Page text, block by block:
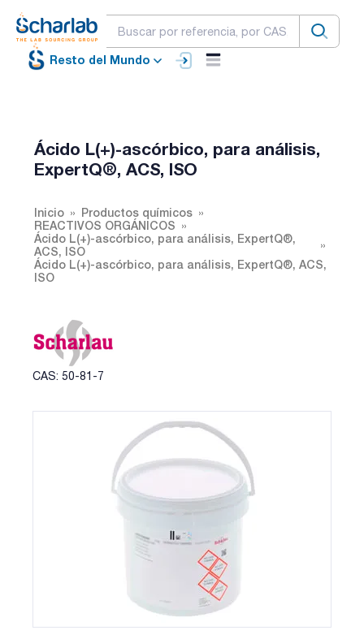
Resto del Mundo
Ácido L(+)-ascórbico, para análisis,
ExpertQ®, ACS, ISO
Inicio
Productos químicos
REACTIVOS ORGÁNICOS
Ácido L(+)-ascórbico, para análisis, ExpertQ®,
ACS, ISO
Ácido L(+)-ascórbico, para análisis, ExpertQ®, ACS,
ISO
CAS: 50-81-7